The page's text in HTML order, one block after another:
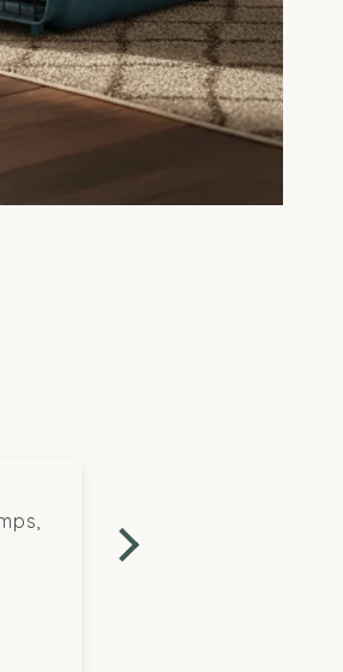
très rapide et bien